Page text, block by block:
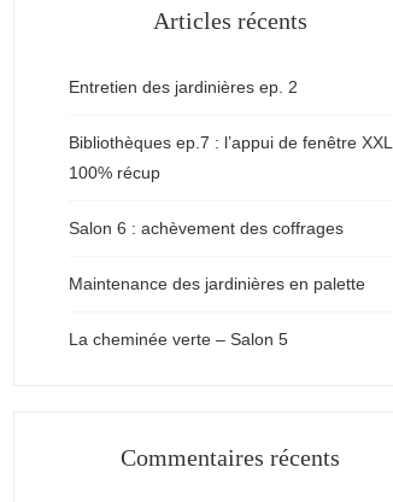
Articles récents
Entretien des jardinières ep. 2
Bibliothèques ep.7 : l’appui de fenêtre XXL
100% récup
Salon 6 : achèvement des coffrages
Maintenance des jardinières en palette
La cheminée verte – Salon 5
Commentaires récents